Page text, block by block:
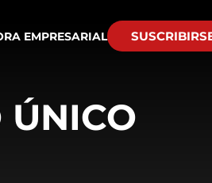
EMPRESARIAL
ÚNICO